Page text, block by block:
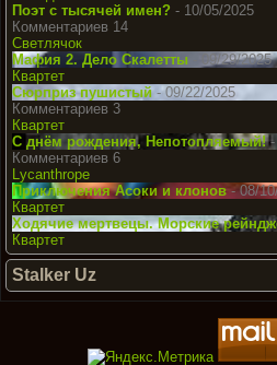
Поэт с тысячей имен? - 10/05/2025
Комментариев 14
Светлячок
Мафия 2. Дело Скалетты
- 09/29/2025
Квартет
Сюрприз пушистый - 09/22/2025
Комментариев 3
Квартет
С днём рождения, Непотопляемый!-
Комментариев 6
Lycanthrope
Приключения Асоки и клонов- 08/
Квартет
Ходячие мертвецы. Морские
Квартет
Stalker Uz